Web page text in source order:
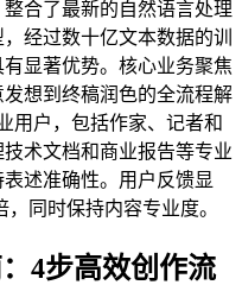
合了最新的自然语言处理
经过数十亿文本数据的训
显著优势。核心业务聚焦
想到终稿润色的全流程解
用户，包括作家、记者和
术文档和商业报告等专业
述准确性。用户反馈显
同时保持内容专业度。
4步高效创作流